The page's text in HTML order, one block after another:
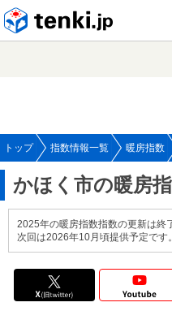
トップ 指数情報一覧 暖房指数
かほく市の暖房
2025年の暖房指数指数の更新は終
次回は2026年10月頃提供予定です。